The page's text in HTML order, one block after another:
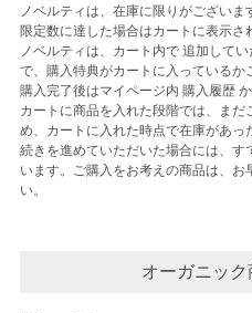
ノベルティは、在庫に限りがございま
限定数に達した場合はカートに表示さ
ノベルティは、カート内で 追加して
で、購入特典がカートに入っているか
購入完了後はマイページ内 購入履歴
カートに商品を入れた段階では、ま
め、カートに入れた時点で在庫があ
続きを進めていただいた場合には、
います。ご購入をお考えの商品は、
い。
オーガニッ